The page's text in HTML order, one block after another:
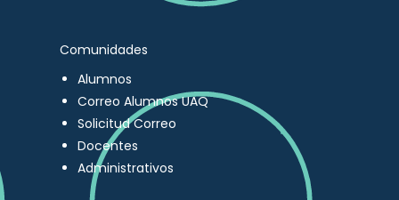
Comunidades
Alumnos
Correo Alumnos UAQ
Solicitud Correo
Docentes
Administrativos